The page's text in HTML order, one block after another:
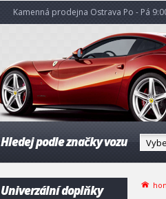
Kamenná prodejna Ostrava Po - Pá
Hledej podle značky vozu
Univerzální doplňky